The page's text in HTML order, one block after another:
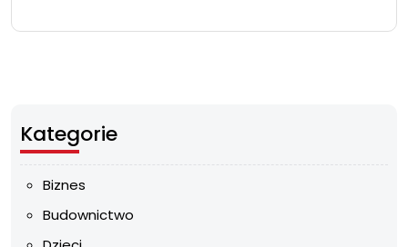
Kategorie
Biznes
Budownictwo